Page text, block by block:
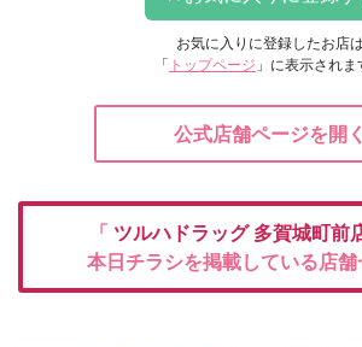
お気に入りに登録したお店は
「 トップページ 」に表示されま
公式店舗ページを開く
「 ツルハドラッグ 多賀城町前
本日チラシを掲載している店舗